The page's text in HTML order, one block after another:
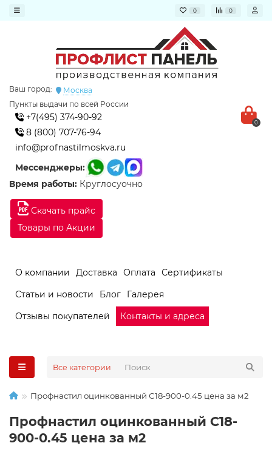
0 0
Скачать прайс
Товары по Акции
Ваш город:
Москва
Пункты выдачи по всей России
+7(495) 374-90-92
8 (800) 707-76-94
info@profnastilmoskva.ru
Мессенджеры:
Время работы: Круглосуочно
0
О компании Доставка Оплата
Сертификаты
Статьи и новости
Блог
Галерея
Отзывы покупателей
Контакты и адреса
Все категории
Профнастил оцинкованный С18-900-0.45 цена за м2
Профнастил оцинкованный С18-
900-0.45 цена за м2